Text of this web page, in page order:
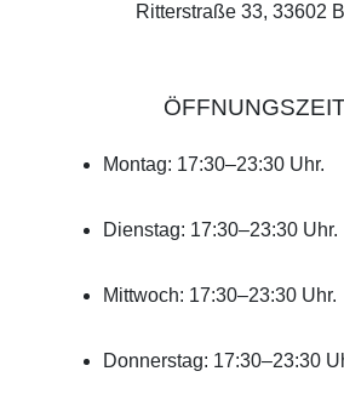
Ritterstraße 33, 33602
Montag: 17:30–23:30 Uhr.
Dienstag: 17:30–23:30 Uhr.
Mittwoch: 17:30–23:30 Uhr.
Donnerstag: 17:30–23:30